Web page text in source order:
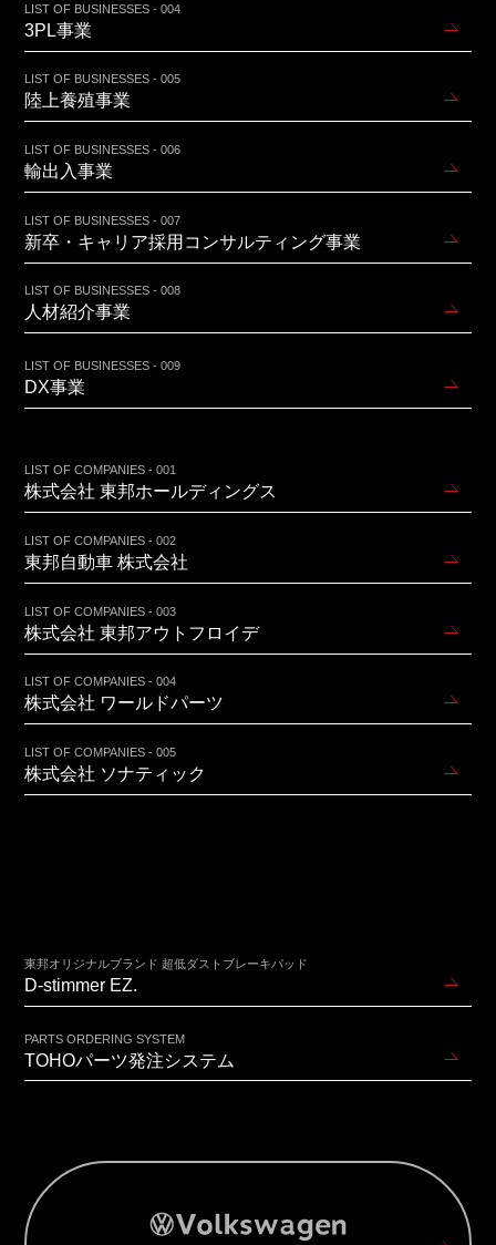
LIST OF BUSINESSES - 004
3PL事業
LIST OF BUSINESSES - 005
陸上養殖事業
LIST OF BUSINESSES - 006
輸出入事業
LIST OF BUSINESSES - 007
新卒・キャリア採用コンサルティング事業
LIST OF BUSINESSES - 008
人材紹介事業
LIST OF BUSINESSES - 009
DX事業
LIST OF COMPANIES - 001
株式会社 東邦ホールディングス
LIST OF COMPANIES - 002
東邦自動車 株式会社
LIST OF COMPANIES - 003
株式会社 東邦アウトフロイデ
LIST OF COMPANIES - 004
株式会社 ワールドパーツ
LIST OF COMPANIES - 005
株式会社 ソナティック
東邦オリジナルブランド 超低ダストブレーキパッド
D-stimmer EZ.
PARTS ORDERING SYSTEM
TOHOパーツ発注システム